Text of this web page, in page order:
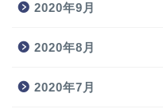
2020年9月
2020年8月
2020年7月